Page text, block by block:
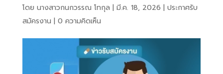
โดย นางสาวกนกวรรณ โทกุล | มี.ค. 18, 2026 | ประกาศรับ
สมัครงาน | 0 ความคิดเห็น